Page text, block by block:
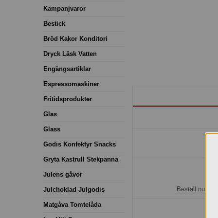
Kampanjvaror
Bestick
Bröd Kakor Konditori
Dryck Läsk Vatten
Engångsartiklar
Espressomaskiner
Fritidsprodukter
Glas
Glass
Godis Konfektyr Snacks
Gryta Kastrull Stekpanna
Julens gåvor
Julchoklad Julgodis
Matgåva Tomtelåda
Beställ nu så